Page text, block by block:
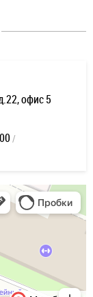
офис 5